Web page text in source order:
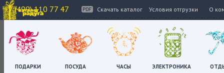
+7 (499) 110 77 47 Скачать каталог Условия отгрузки О
ПОДАРКИ ПОСУДА ЧАСЫ ЭЛЕКТРОНИКА